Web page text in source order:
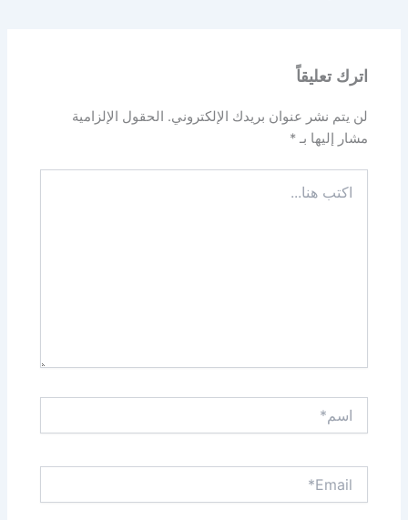
اترك تعليقاً
لن يتم نشر عنوان بريدك الإلكتروني.
الحقول الإلزامية
مشار إليها بـ*
هنا...